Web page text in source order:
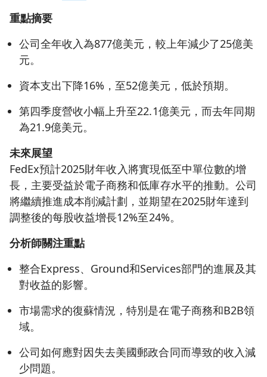
重點摘要
公司全年收入為877億美元，較上年減少了25億美
元。
資本支出下降16%，至52億美元，低於預期。
第四季度營收小幅上升至22.1億美元，而去年同期
為21.9億美元。
未來展望
FedEx預計2025財年收入將實現低至中單位數的增
長，主要受益於電子商務和低庫存水平的推動。公司
將繼續推進成本削減計劃，並期望在2025財年達到
調整後的每股收益增長12%至24%。
分析師關注重點
整合Express、Ground和Services部門的進展及其
對收益的影響。
市場需求的復蘇情況，特別是在電子商務和B2B領
域。
公司如何應對因失去美國郵政合同而導致的收入減
少問題。